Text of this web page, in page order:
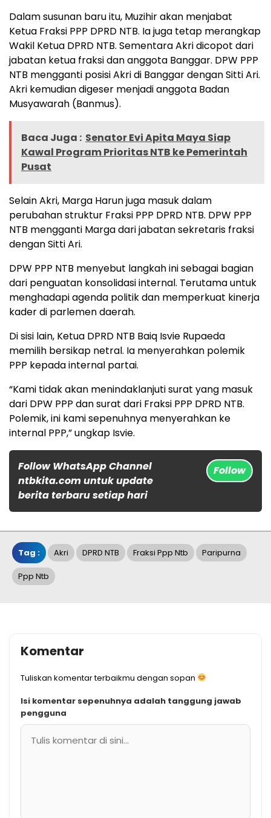
Dalam susunan baru itu, Muzihir akan menjabat
Ketua Fraksi PPP DPRD NTB. Ia juga tetap merangkap
Wakil Ketua DPRD NTB. Sementara Akri dicopot dari
jabatan ketua fraksi dan anggota Banggar. DPW PPP
NTB mengganti posisi Akri di Banggar dengan Sitti Ari.
Akri kemudian digeser menjadi anggota Badan
Musyawarah (Banmus).
Baca Juga : Senator Evi Apita Maya Siap
Kawal Program Prioritas NTB ke Pemerintah
Pusat
Selain Akri, Marga Harun juga masuk dalam
perubahan struktur Fraksi PPP DPRD NTB. DPW PPP
NTB mengganti Marga dari jabatan sekretaris fraksi
dengan Sitti Ari.
DPW PPP NTB menyebut langkah ini sebagai bagian
dari penguatan konsolidasi internal. Terutama untuk
menghadapi agenda politik dan memperkuat kinerja
kader di parlemen daerah.
Di sisi lain, Ketua DPRD NTB Baiq Isvie Rupaeda
memilih bersikap netral. Ia menyerahkan polemik
PPP kepada internal partai.
“Kami tidak akan menindaklanjuti surat yang masuk
dari DPW PPP dan surat dari Fraksi PPP DPRD NTB.
Polemik, ini kami sepenuhnya menyerahkan ke
internal PPP,” ungkap Isvie.
Follow WhatsApp Channel
ntbkita.com untuk update
berita terbaru setiap hari
Follow
Tag : Akri DPRD NTB Fraksi Ppp Ntb Paripurna
Ppp Ntb
Komentar
Tuliskan komentar terbaikmu dengan sopan
Isi komentar sepenuhnya adalah tanggung jawab
pengguna